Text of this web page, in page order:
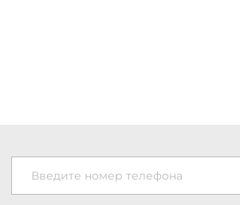
Введите номер телефона